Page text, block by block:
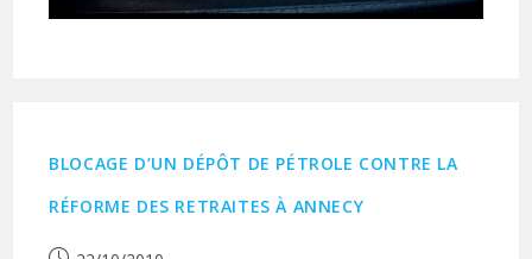
BLOCAGE D’UN DÉPÔT DE PÉTROLE CONTRE LA
RÉFORME DES RETRAITES À ANNECY